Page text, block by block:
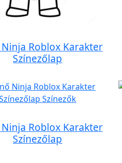
Roblox Karakter
Színezőlap
Roblox Karakter
Színezőlap